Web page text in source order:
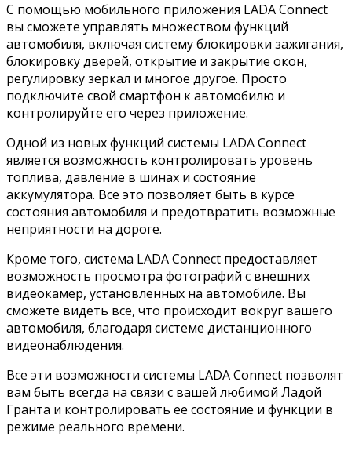
С помощью мобильного приложения LADA Connect
вы сможете управлять множеством функций
автомобиля, включая систему блокировки зажигания,
блокировку дверей, открытие и закрытие окон,
регулировку зеркал и многое другое. Просто
подключите свой смартфон к автомобилю и
контролируйте его через приложение.
Одной из новых функций системы LADA Connect
является возможность контролировать уровень
топлива, давление в шинах и состояние
аккумулятора. Все это позволяет быть в курсе
состояния автомобиля и предотвратить возможные
неприятности на дороге.
Кроме того, система LADA Connect предоставляет
возможность просмотра фотографий с внешних
видеокамер, установленных на автомобиле. Вы
сможете видеть все, что происходит вокруг вашего
автомобиля, благодаря системе дистанционного
видеонаблюдения.
Все эти возможности системы LADA Connect позволят
вам быть всегда на связи с вашей любимой Ладой
Гранта и контролировать ее состояние и функции в
режиме реального времени.